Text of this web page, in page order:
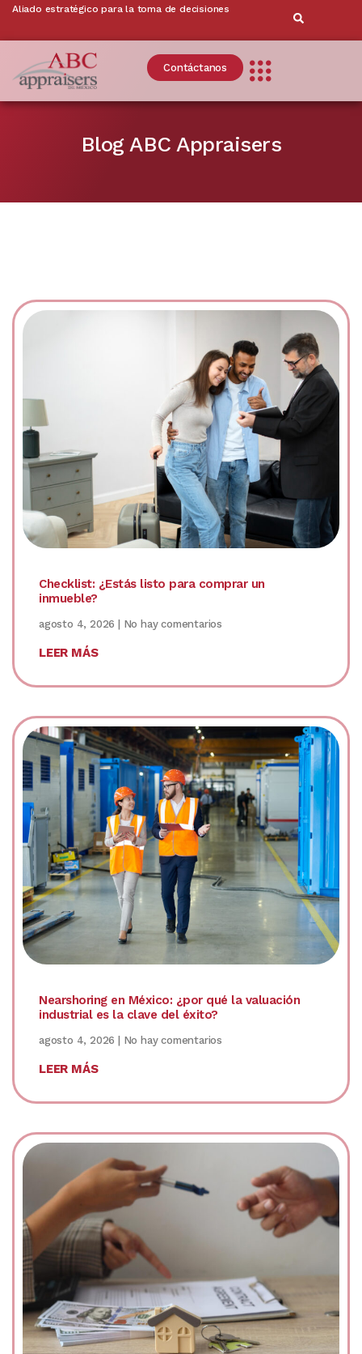
Aliado estratégico para la toma de decisiones
Contáctanos
Blog ABC Appraisers
Checklist: ¿Estás listo para comprar un
inmueble?
agosto 4, 2026 No hay comentarios
LEER MÁS
Nearshoring en México: ¿por qué la valuación
industrial es la clave del éxito?
agosto 4, 2026 No hay comentarios
LEER MÁS